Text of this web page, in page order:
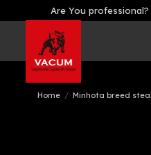
Are You
Home Minhota breed